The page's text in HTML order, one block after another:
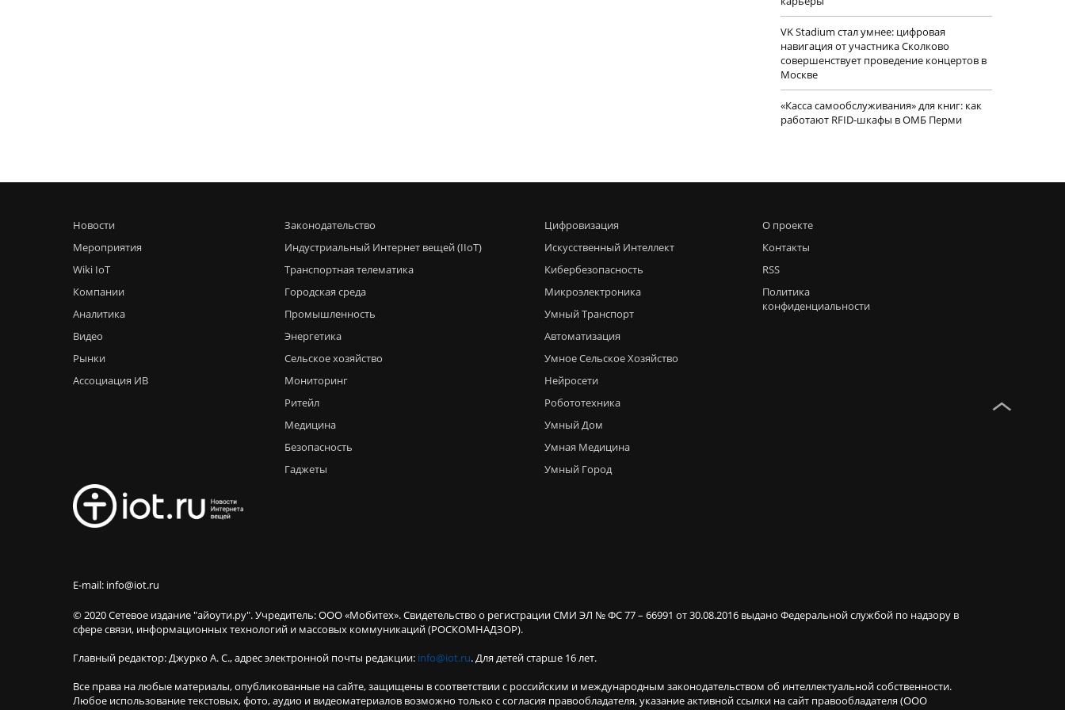
VK Stadium стал умнее: цифровая
навигация от участника Сколково
совершенствует проведение концертов в
Москве
«Касса самообслуживания» для книг: как
работают RFID-шкафы в ОМБ Перми
Новости
Мероприятия
Wiki IoT
Компании
Аналитика
Видео
Рынки
Ассоциация ИВ
Законодательство
Индустриальный Интернет вещей (IIoT)
Транспортная телематика
Городская среда
Промышленность
Энергетика
Сельское хозяйство
Мониторинг
Ритейл
Медицина
Безопасность
Гаджеты
Цифровизация
Искусственный Интеллект
Кибербезопасность
Микроэлектроника
Умный Транспорт
Автоматизация
Умное Сельское Хозяйство
Нейросети
Робототехника
Умный Дом
Умная Медицина
Умный Город
О проекте
Контакты
RSS
Политика
конфиденциальности
E-mail: info@iot.ru
© 2020 Сетевое издание "айоути.ру". Учредитель: ООО «Мобитех». Свидетельство о регистрации СМИ ЭЛ № ФС 77 – 66991 от 30.08.2016 выдано Федеральной службой по надзору в
сфере связи, информационных технологий и массовых коммуникаций (РОСКОМНАДЗОР).
Главный редактор: Джурко А. С., адрес электронной почты редакции: info@iot.ru. Для детей старше 16 лет.
Все права на любые материалы, опубликованные на сайте, защищены в соответствии с российским и международным законодательством об интеллектуальной собственности.
Любое использование текстовых, фото, аудио и видеоматериалов возможно только с согласия правообладателя, указание активной ссылки на сайт правообладателя (ООО